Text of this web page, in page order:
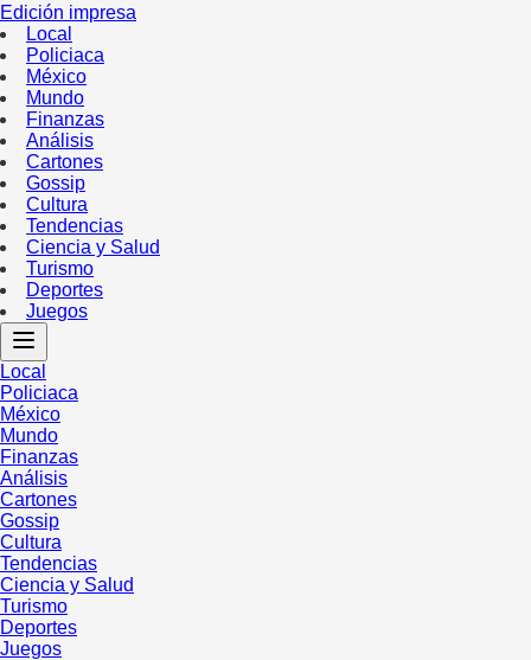
Edición impresa
Local
Policiaca
México
Mundo
Finanzas
Análisis
Cartones
Gossip
Cultura
Tendencias
Ciencia y Salud
Turismo
Deportes
Juegos
Local
Policiaca
México
Mundo
Finanzas
Análisis
Cartones
Gossip
Cultura
Tendencias
Ciencia y Salud
Turismo
Deportes
Juegos